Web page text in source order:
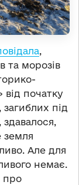
,
та морозів
від початку
під
здавалося,
земля
Але для
немає.
про